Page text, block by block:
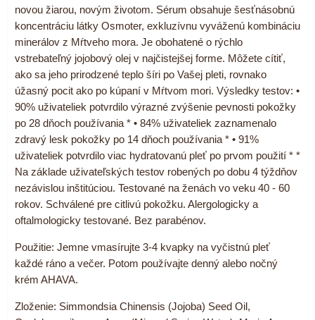
novou žiarou, novým životom. Sérum obsahuje šesťnásobnú
koncentráciu látky Osmoter, exkluzívnu vyváženú kombináciu
minerálov z Mŕtveho mora. Je obohatené o rýchlo
vstrebateľný jojobový olej v najčistejšej forme. Môžete cítiť,
ako sa jeho prirodzené teplo šíri po Vašej pleti, rovnako
úžasný pocit ako po kúpaní v Mŕtvom mori. Výsledky testov: •
90% uživateliek potvrdilo výrazné zvýšenie pevnosti pokožky
po 28 dňoch používania * • 84% uživateliek zaznamenalo
zdravý lesk pokožky po 14 dňoch používania * • 91%
uživateliek potvrdilo viac hydratovanú pleť po prvom použití * *
Na základe uživateľských testov robených po dobu 4 týždňov
nezávislou inštitúciou. Testované na ženách vo veku 40 - 60
rokov. Schválené pre citlivú pokožku. Alergologicky a
oftalmologicky testované. Bez parabénov.
Použitie: Jemne vmasírujte 3-4 kvapky na vyčistnú pleť
každé ráno a večer. Potom používajte denný alebo nočný
krém AHAVA.
Zloženie: Simmondsia Chinensis (Jojoba) Seed Oil,